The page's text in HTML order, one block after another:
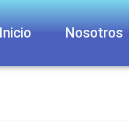
Inicio Nosotros